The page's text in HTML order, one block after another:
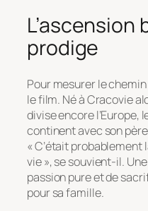
L’ascension
prodige
Pour mesurer le
le film. Né à Cracovie
divise encore l’Europe,
continent avec son
« C’était probablement
vie », se souvient-il.
passion pure et de
pour sa famille.